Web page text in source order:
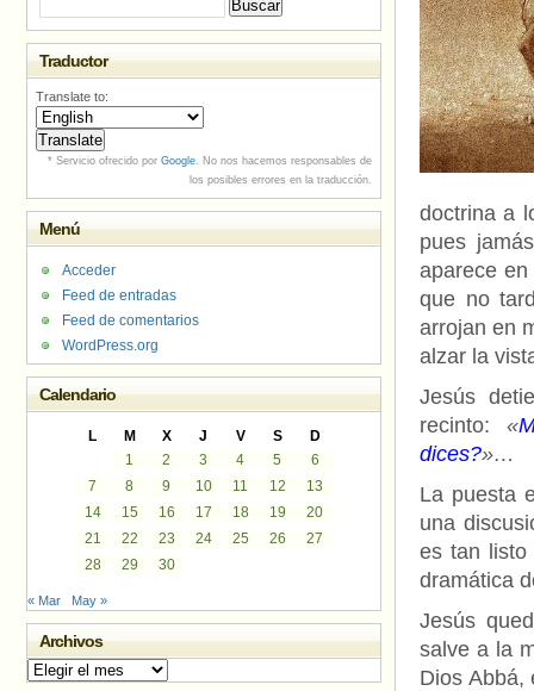
doctrina a
pues
aparece
que no
arrojan en
alzar la
Jesús
recinto:«
dices?»…
La puesta
una
es tan listo
dramática
Jesús
salve a la
Dios Abbá,
Traductor
Translate to:
* Servicio ofrecido por Google. No nos hacemos responsables de
los posibles errores en la traducción.
Menú
Acceder
Feed de entradas
Feed de comentarios
WordPress.org
Calendario
L M X J V S
D
1
2 3 4 5
6
7
8 9 10 11 12
13
14
15 16 17 18 19
20
21
22 23 24 25 26
27
28
29 30
« Mar May »
Archivos
Archivos